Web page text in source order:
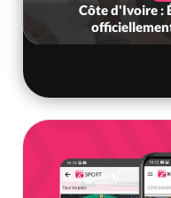
Côte d'Ivoire :